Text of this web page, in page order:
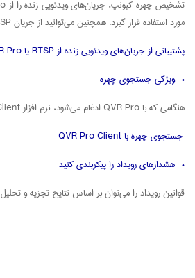
مورد استفاده قرار گیرد. همچنین می‌توانید از جریان RTSP از جمله استفاده از برنامه QNAP QUSBCam2 برای فعال کردن RTSP در دوربین USB استفاده کنید.
پشتیبانی از جریان‌های ویدئویی زنده از RTSP یا QVR Pro
• ویژگی جستجوی چهره
هنگامی که با QVR Pro ادغام می‌شود، نرم افزار QVR Pro Client می‌تواند تمام فیلم‌های حاوی تصویر چهره هدف را بر اساس کلید پروفایل، نام یا عکس آن‌ها پیدا و پخش کند.
جستجوی چهره با QVR Pro Client
• هشدارهای رویداد را پیکربندی کنید
قوانین رویداد را می‌توان بر اساس نتایج تجزیه و تحلیل QVR Face تنظیم کرد. هنگامی که یک رویداد رخ می‌دهد، سیستم تشخیص چهره اعلان‌هایی را برای شروع اقدامات (مانند ضبط رویدادها) به سرورهای متصل QVR Pro ارسال می‌کند.